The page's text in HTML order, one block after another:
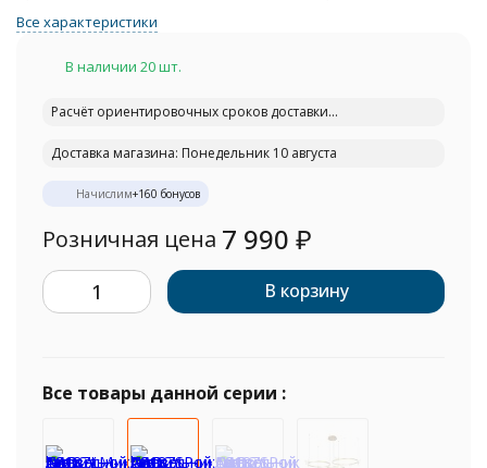
Все характеристики
В наличии 20 шт.
Расчёт ориентировочных сроков доставки...
Доставка магазина: Понедельник 10 августа
Начислим+160 бонусов
Розничная цена 7 990 ₽
В корзину
Все товары данной серии :